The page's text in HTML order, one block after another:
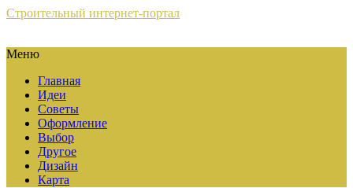
Строительный интернет-портал
Меню
Главная
Идеи
Советы
Оформление
Выбор
Другое
Дизайн
Карта